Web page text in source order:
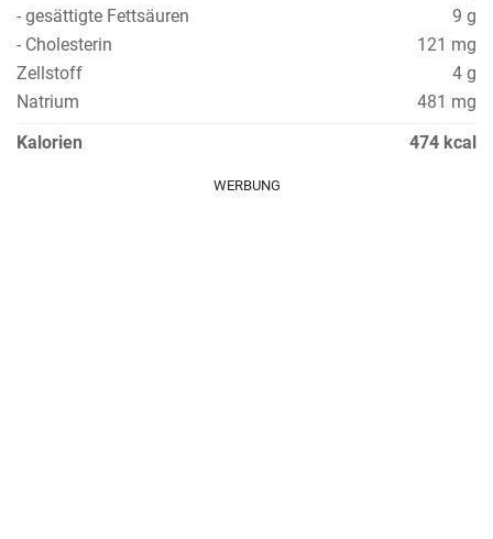
- gesättigte Fettsäuren
9 g
- Cholesterin
121 mg
Zellstoff
4 g
Natrium
481 mg
Kalorien
474 kcal
WERBUNG